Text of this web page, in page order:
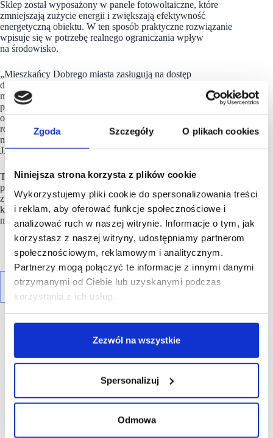
Zgoda Szczegóły O plikach cookies
Niniejsza strona korzysta z plików cookie
Wykorzystujemy pliki cookie do spersonalizowania treści
i reklam, aby oferować funkcje społecznościowe i
analizować ruch w naszej witrynie. Informacje o tym, jak
korzystasz z naszej witryny, udostępniamy partnerom
społecznościowym, reklamowym i analitycznym.
Partnerzy mogą połączyć te informacje z innymi danymi
otrzymanymi od Ciebie lub uzyskanymi podczas
korzystania z ich usług.
Zezwól na wszystkie
Spersonalizuj
Odmowa
Sklep został wyposażony w panele fotowoltaiczne, które
zmniejszają zużycie energii i zwiększają efektywność
energetyczną obiektu. W ten sposób praktyczne rozwiązanie
wpisuje się w potrzebę realnego ograniczania wpływ
na środowisko.
„Mieszkańcy Dobrego miasta zasługują na dostęp
do produktów i usług na poziomie najlepiej zaopatrzonych
marketów. Przejście pod szyld
pozwala nam
połączyć nasze lokalne doświadczenie z możliwościami
ogólnopolskiej sieci. Cieszymy się, że możemy się dalej
rozwijać, pozostając jednocześnie blisko ludzi, którzy od lat
nam ufają” – dodaje
rzysztof Nowak, wiceprezes zarządu
JASAM i właściciel sklepuBricomarchéw Dobrym Mieście.
Transformacja placówki JASAM w Dobrym Mieście
potwierdza, że współpraca lokalnych przedsiębiorców
z ogólnopolską organizacją może przynosić realne korzyści dla
klientów, regionu i biznesu. To finał procesu, który otwiera
nowy rozdział zarówno dla marki, jak i lokalnej społeczności.
R E K L A M A